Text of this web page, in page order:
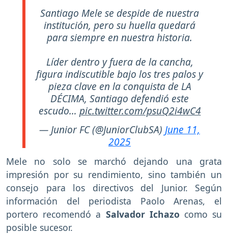
Santiago Mele se despide de nuestra
institución, pero su huella quedará
para siempre en nuestra historia.
Líder dentro y fuera de la cancha,
figura indiscutible bajo los tres palos y
pieza clave en la conquista de LA
DÉCIMA, Santiago defendió este
escudo… pic.twitter.com/psuQ2i4wC4
— Junior FC (@JuniorClubSA) June 11,
2025
Mele no solo se marchó dejando una grata
impresión por su rendimiento, sino también un
consejo para los directivos del Junior. Según
información del periodista Paolo Arenas, el
portero recomendó a Salvador Ichazo como su
posible sucesor.